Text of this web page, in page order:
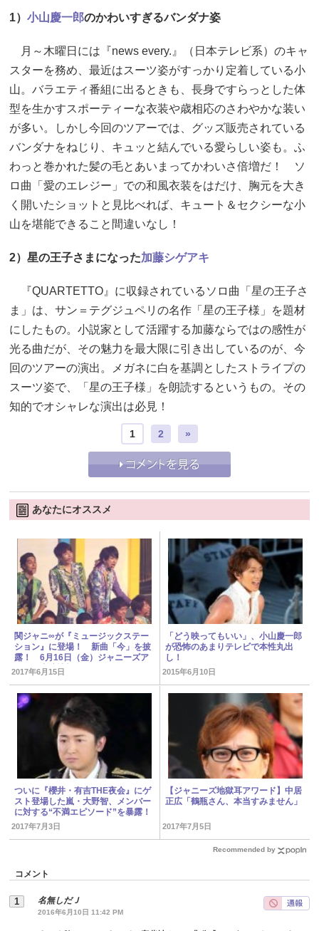
1） 小山慶一郎のかわいすぎるバンダナ姿
月～木曜日には『news every.』（日本テレビ系）のキャ
スターを務め、最近はスーツ姿がすっかり定着している小
山。バラエティ番組に出るときも、長身ですらっとした体
型を生かすスポーティーな衣装や歳相応のさわやかな装い
が多い。しかし今回のツアーでは、グッズ販売されている
バンダナをねじり、キュッと結んでいる愛らしい姿も。ふ
わっと巻かれた髪の毛とあいまってかわいさ倍増だ！ ソ
ロ曲「愛のエレジー」での和風衣装をはだけ、胸元を大き
く開いたショットと見比べれば、キュート＆セクシーな小
山を堪能できること間違いなし！
2）星の王子さまになった加藤シゲアキ
『QUARTETTO』に収録されているソロ曲「星の王子さ
ま」は、サン＝テグジュペリの名作「星の王子様」を題材
にしたもの。小説家として活躍する加藤ならではの感性が
光る曲だが、その魅力を最大限に引き出しているのが、今
回のツアーの演出。メガネに白を基調としたストライプの
スーツ姿で、「星の王子様」を朗読するというもの。その
知的でオシャレな演出は必見！
1 2 »
あなたにオススメ
関ジャニ∞が『ミュージックステー
ション』に登場！ 新曲「今」を披
露！ 6月16日（金）ジャニーズア
イドル出演情報
2017年6月15日
「どう映ってもいい」、小山慶一郎
が恐怖のあまりテレビで本性丸出
し！
2015年6月10日
ついに『櫻井・有吉THE夜会』にゲ
スト登場した嵐・大野智、メンバー
に対する“不満エピソード”を暴露！
2017年7月3日
【ジャニーズ地獄耳アワード】中居
正広「鶴瓶さん、本当すみません」
2017年7月5日
Recommended by
コメント
名無しだＪ
2016年6月10日 11:42 PM